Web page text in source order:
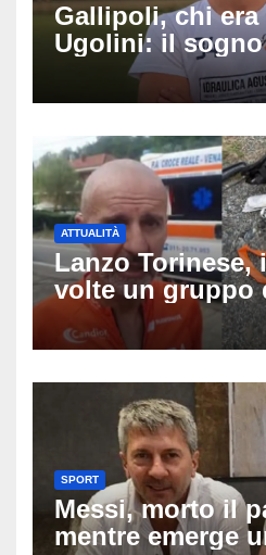
Gallipoli, chi era
Ugolini: il
medico e la
capitano, il
ATTUALITÀ
Lanzo Torinese,
volte un gruppo
dopo una lite:
73enne, il
SPORT
Messi, morto il
mentre emerge